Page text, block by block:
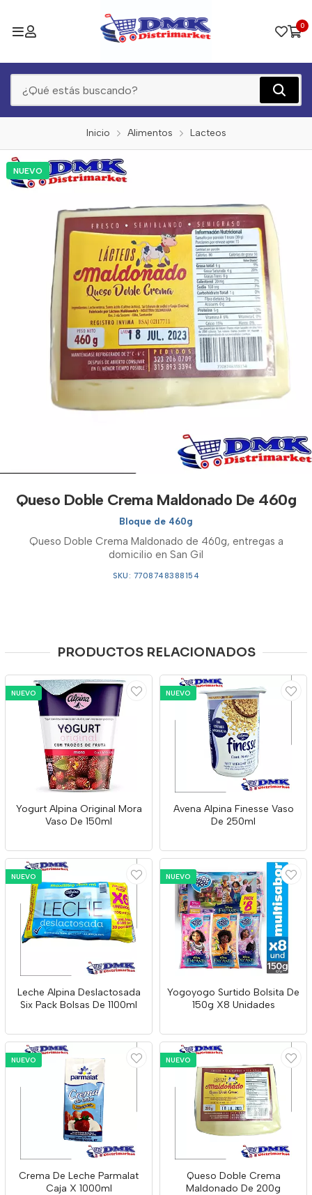
0
Inicio Alimentos Lacteos
NUEVO
Queso Doble Crema Maldonado De 460g
Bloque de 460g
Queso Doble Crema Maldonado de 460g, entregas a
domicilio en San Gil
SKU: 7708748388154
PRODUCTOS RELACIONADOS
NUEVO
Yogurt Alpina Original Mora
Vaso De 150ml
NUEVO
Avena Alpina Finesse Vaso
De 250ml
NUEVO
Leche Alpina Deslactosada
Six Pack Bolsas De 1100ml
NUEVO
Yogoyogo Surtido Bolsita De
150g X8 Unidades
NUEVO
Crema De Leche Parmalat
Caja X 1000ml
NUEVO
Queso Doble Crema
Maldonado De 200g